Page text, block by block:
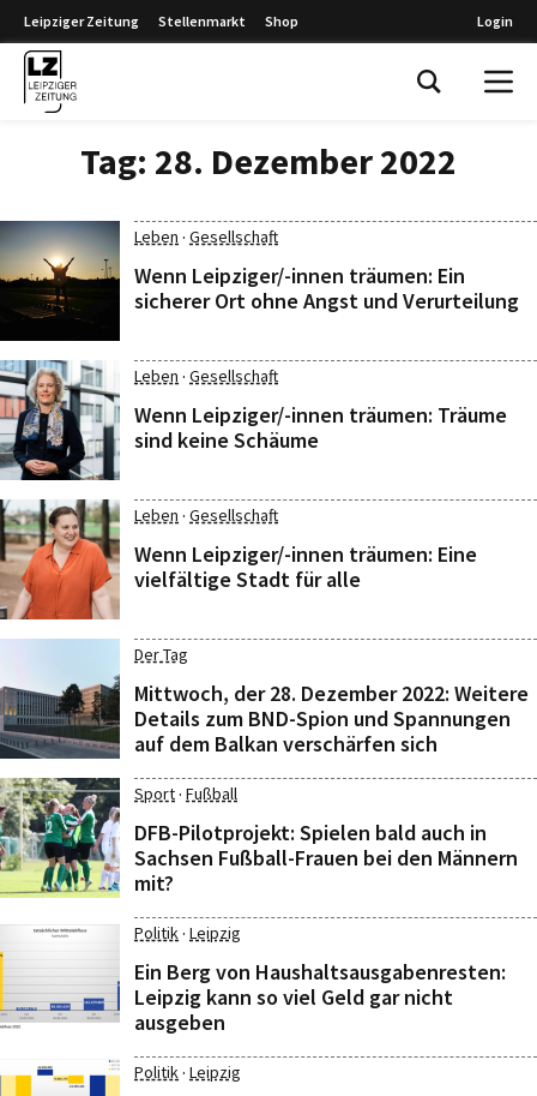
Leipziger Zeitung Stellenmarkt Shop Login
Tag: 28. Dezember 2022
Leben · Gesellschaft
Wenn Leipziger/-innen träumen: Ein
sicherer Ort ohne Angst und Verurteilung
Leben · Gesellschaft
Wenn Leipziger/-innen träumen: Träume
sind keine Schäume
Leben · Gesellschaft
Wenn Leipziger/-innen träumen: Eine
vielfältige Stadt für alle
Der Tag
Mittwoch, der 28. Dezember 2022: Weitere
Details zum BND-Spion und Spannungen
auf dem Balkan verschärfen sich
Sport· Fußball
DFB-Pilotprojekt: Spielen bald auch in
Sachsen Fußball-Frauen bei den Männern
mit?
Politik· Leipzig
Ein Berg von Haushaltsausgabenresten:
Leipzig kann so viel Geld gar nicht
ausgeben
Politik· Leipzig